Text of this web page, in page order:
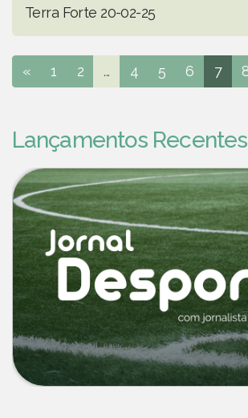
Terra Forte 20-02-25
« 1 2 ... 4 5 6 7
Lançamentos Recentes